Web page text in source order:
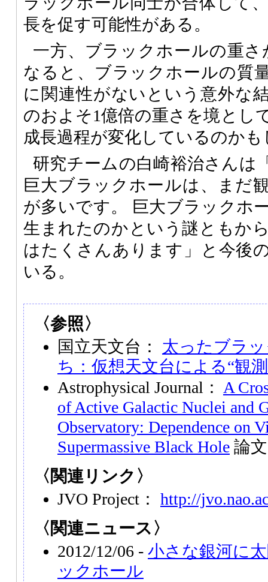
長を促す可能性がある。
一方、ブラックホールの重さ
なると、ブラックホールの質
に関連性がないという意外な
のおよそ1億倍の重さを境とし
成長過程が変化しているのか
研究チームの白崎裕治さんは
巨大ブラックホールは、まだ
が多いです。 巨大ブラックホ
生まれたのかという謎ともか
はたくさんあります」と今後
いる。
〈参照〉
国立天文台： 太ったブラ
ち：仮想天文台による“観
Astrophysical Journal： A
of Active Galactic Nuclei and
Observatory: Dependence on
Supermassive Black Hole 論文
〈関連リンク〉
JVO Project： http://
〈関連ニュース〉
2012/12/06 - 小さな銀河に
ックホール